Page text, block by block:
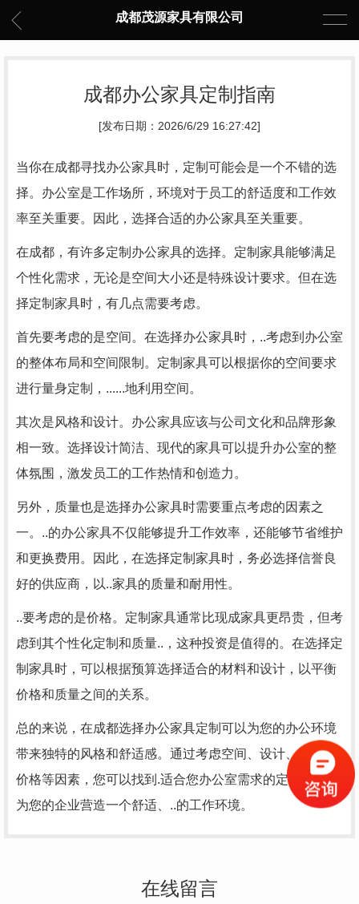
成都茂源家具有限公司
成都办公家具定制指南
[发布日期：2026/6/29 16:27:42]
当你在成都寻找办公家具时，定制可能会是一个不错的选
择。办公室是工作场所，环境对于员工的舒适度和工作效
率至关重要。因此，选择合适的办公家具至关重要。
在成都，有许多定制办公家具的选择。定制家具能够满足
个性化需求，无论是空间大小还是特殊设计要求。但在选
择定制家具时，有几点需要考虑。
首先要考虑的是空间。在选择办公家具时，..考虑到办公室
的整体布局和空间限制。定制家具可以根据你的空间要求
进行量身定制，......地利用空间。
其次是风格和设计。办公家具应该与公司文化和品牌形象
相一致。选择设计简洁、现代的家具可以提升办公室的整
体氛围，激发员工的工作热情和创造力。
另外，质量也是选择办公家具时需要重点考虑的因素之
一。..的办公家具不仅能够提升工作效率，还能够节省维护
和更换费用。因此，在选择定制家具时，务必选择信誉良
好的供应商，以..家具的质量和耐用性。
..要考虑的是价格。定制家具通常比现成家具更昂贵，但考
虑到其个性化定制和质量..，这种投资是值得的。在选择定
制家具时，可以根据预算选择适合的材料和设计，以平衡
价格和质量之间的关系。
总的来说，在成都选择办公家具定制可以为您的办公环境
带来独特的风格和舒适感。通过考虑空间、设计、质量和
价格等因素，您可以找到.适合您办公室需求的定制家具，
为您的企业营造一个舒适、..的工作环境。
在线留言